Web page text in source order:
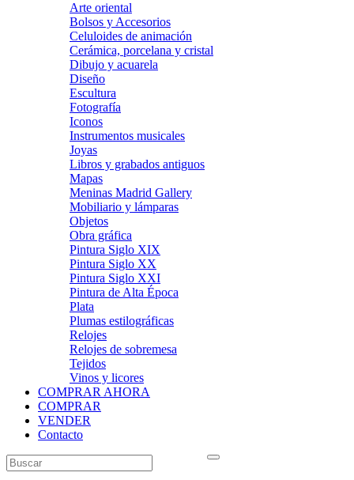
Arte oriental
Bolsos y Accesorios
Celuloides de animación
Cerámica, porcelana y cristal
Dibujo y acuarela
Diseño
Escultura
Fotografía
Iconos
Instrumentos musicales
Joyas
Libros y grabados antiguos
Mapas
Meninas Madrid Gallery
Mobiliario y lámparas
Objetos
Obra gráfica
Pintura Siglo XIX
Pintura Siglo XX
Pintura Siglo XXI
Pintura de Alta Época
Plata
Plumas estilográficas
Relojes
Relojes de sobremesa
Tejidos
Vinos y licores
COMPRAR AHORA
COMPRAR
VENDER
Contacto